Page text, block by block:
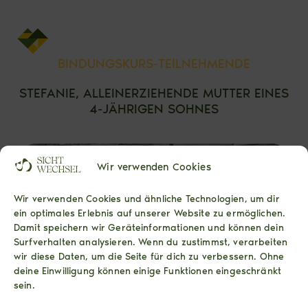
Wir verwenden Cookies
Wir verwenden Cookies und ähnliche Technologien, um dir
ein optimales Erlebnis auf unserer Website zu ermöglichen.
Damit speichern wir Geräteinformationen und können dein
Surfverhalten analysieren. Wenn du zustimmst, verarbeiten
wir diese Daten, um die Seite für dich zu verbessern. Ohne
deine Einwilligung können einige Funktionen eingeschränkt
sein.
BINDUNGSKURS-TEILNEHMENDE
STEFANIE, ALLEINERZIEHENDE MUTTER EINES
4-JÄHRIGEN SOHNES